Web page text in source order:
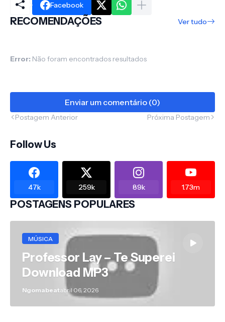
Facebook
RECOMENDAÇÕES Ver tudo
Error: Não foram encontrados resultados
Enviar um comentário (0)
Postagem Anterior Próxima Postagem
Follow Us
47k 259k 89k 1.73m
POSTAGENS POPULARES
MÚSICA
Professor Lay – Te Superei
Download MP3
Ngomabeatabril 06, 2026